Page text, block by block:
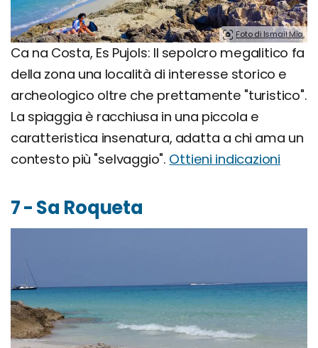
Foto di Ismail Mia.
Ca na Costa, Es Pujols: Il sepolcro megalitico fa
della zona una località di interesse storico e
archeologico oltre che prettamente "turistico".
La spiaggia è racchiusa in una piccola e
caratteristica insenatura, adatta a chi ama un
contesto più "selvaggio". Ottieni indicazioni
7 - Sa Roqueta